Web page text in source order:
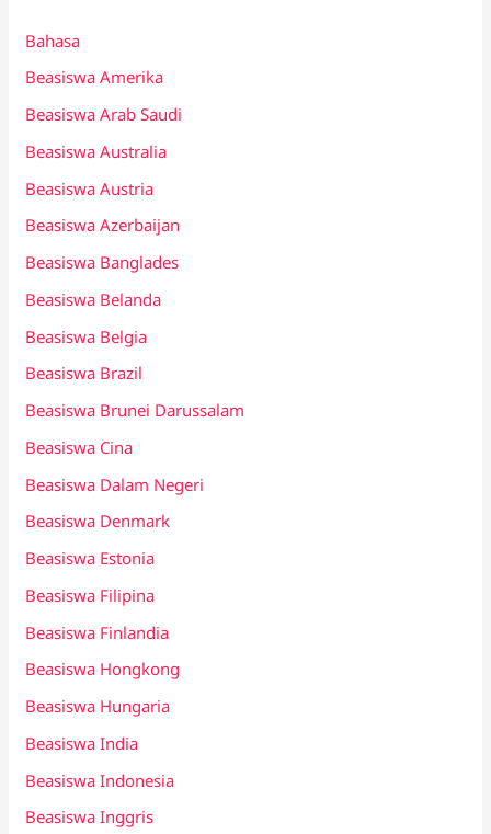
Bahasa
Beasiswa Amerika
Beasiswa Arab Saudi
Beasiswa Australia
Beasiswa Austria
Beasiswa Azerbaijan
Beasiswa Banglades
Beasiswa Belanda
Beasiswa Belgia
Beasiswa Brazil
Beasiswa Brunei Darussalam
Beasiswa Cina
Beasiswa Dalam Negeri
Beasiswa Denmark
Beasiswa Estonia
Beasiswa Filipina
Beasiswa Finlandia
Beasiswa Hongkong
Beasiswa Hungaria
Beasiswa India
Beasiswa Indonesia
Beasiswa Inggris